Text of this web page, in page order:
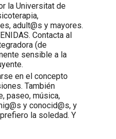
la Universitat de
adult@s y mayores.
Contacta al
(de
sensible a la
en el concepto
También
paseo, música,
y conocid@s, y
la soledad. Y